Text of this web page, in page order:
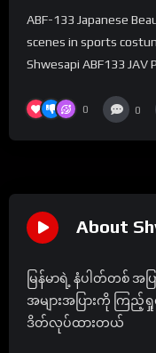
ABF-133 Japanese
scenes in sports
Shwesapi ABF133 JAV
0 0
About
မြန်မာရဲ့ နံပါတ်တစ် အ
အများအပြားကို ကြည့်
ဒိတ်လုပ်ထားတယ်